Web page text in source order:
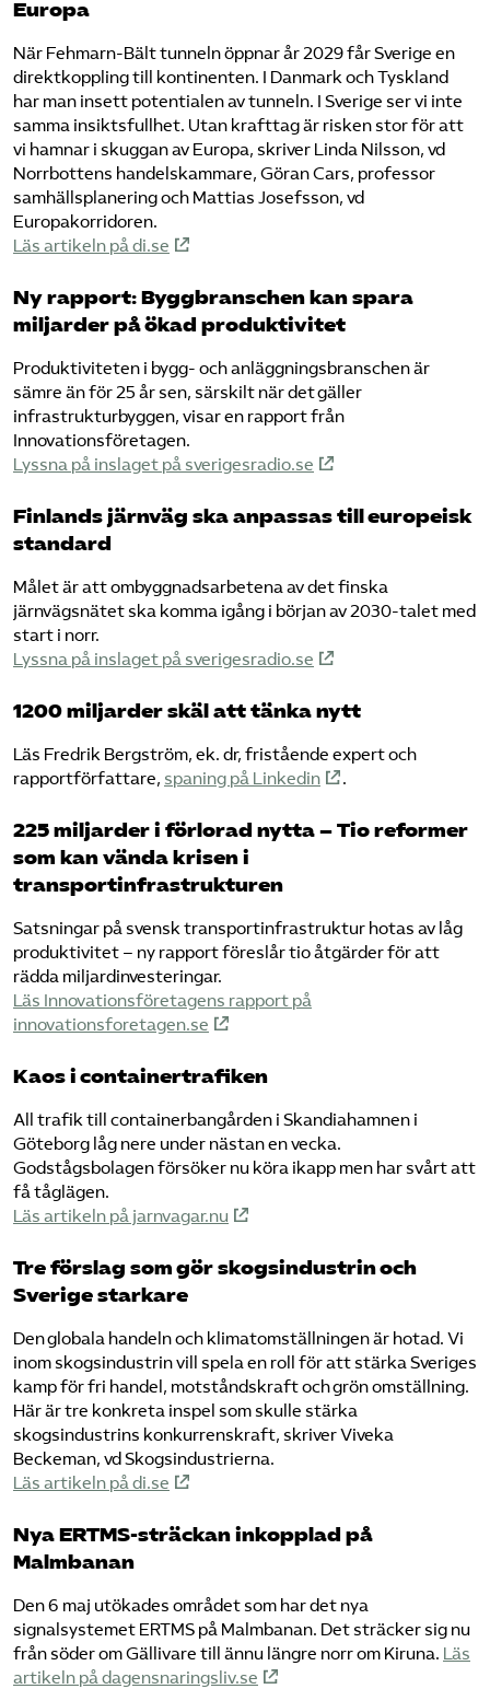
Europa
När Fehmarn-Bält tunneln öppnar år 2029 får Sverige en
direktkoppling till kontinenten. I Danmark och Tyskland
har man insett potentialen av tunneln. I Sverige ser vi inte
samma insiktsfullhet. Utan krafttag är risken stor för att
vi hamnar i skuggan av Europa, skriver Linda Nilsson, vd
Norrbottens handelskammare, Göran Cars, professor
samhällsplanering och Mattias Josefsson, vd
Europakorridoren.
Läs artikeln på di.se
Ny rapport: Byggbranschen kan spara
miljarder på ökad produktivitet
Produktiviteten i bygg- och anläggningsbranschen är
sämre än för 25 år sen, särskilt när det gäller
infrastrukturbyggen, visar en rapport från
Innovationsföretagen.
Lyssna på inslaget på sverigesradio.se
Finlands järnväg ska anpassas till europeisk
standard
Målet är att ombyggnadsarbetena av det finska
järnvägsnätet ska komma igång i början av 2030-talet med
start i norr.
Lyssna på inslaget på sverigesradio.se
1200 miljarder skäl att tänka nytt
Läs Fredrik Bergström, ek. dr, fristående expert och
rapportförfattare, spaning på Linkedin .
225 miljarder i förlorad nytta – Tio reformer
som kan vända krisen i
transportinfrastrukturen
Satsningar på svensk transportinfrastruktur hotas av låg
produktivitet – ny rapport föreslår tio åtgärder för att
rädda miljardinvesteringar.
Läs Innovationsföretagens rapport på
innovationsforetagen.se
Kaos i containertrafiken
All trafik till containerbangården i Skandiahamnen i
Göteborg låg nere under nästan en vecka.
Godstågsbolagen försöker nu köra ikapp men har svårt att
få tåglägen.
Läs artikeln på jarnvagar.nu
Tre förslag som gör skogsindustrin och
Sverige starkare
Den globala handeln och klimatomställningen är hotad. Vi
inom skogsindustrin vill spela en roll för att stärka Sveriges
kamp för fri handel, motståndskraft och grön omställning.
Här är tre konkreta inspel som skulle stärka
skogsindustrins konkurrenskraft, skriver Viveka
Beckeman, vd Skogsindustrierna.
Läs artikeln på di.se
Nya ERTMS-sträckan inkopplad på
Malmbanan
Den 6 maj utökades området som har det nya
signalsystemet ERTMS på Malmbanan. Det sträcker sig nu
från söder om Gällivare till ännu längre norr om Kiruna. Läs
artikeln på dagensnaringsliv.se